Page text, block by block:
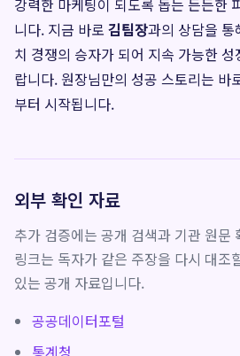
강력한 마케팅이 되도록 돕는 든든한
니다. 지금 바로 김팀장과의 상담을
치 경쟁의 승자가 되어 지속 가능한
랍니다. 원장님만의 성공 스토리는 바
부터 시작됩니다.
외부 확인 자료
추가 검증에는 공개 검색과 기관 원문
링크는 독자가 같은 주장을 다시 대조
있는 공개 자료입니다.
공공데이터포털
통계청